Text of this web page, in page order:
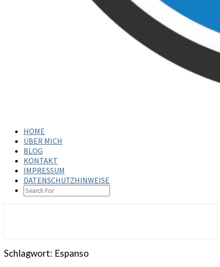
HOME
ÜBER MICH
BLOG
KONTAKT
IMPRESSUM
DATENSCHUTZHINWEISE
SEARCH
ICON
Schlagwort: Espanso